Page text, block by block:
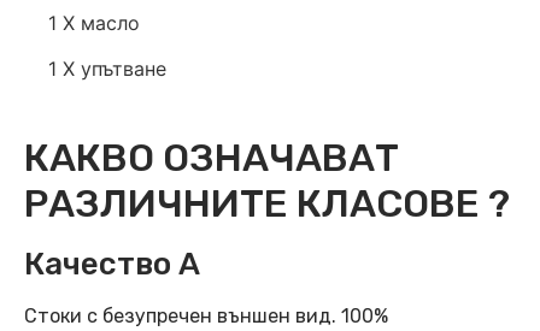
1 X масло
1 X упътване
КАКВО ОЗНАЧАВАТ
РАЗЛИЧНИТЕ КЛАСОВЕ ?
Качество А
Стоки с безупречен външен вид. 100%